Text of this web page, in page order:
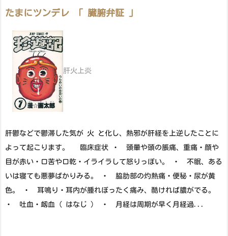
たまにツンデレ 「 臓腑弁証 」
肝火上炎
肝鬱などで鬱滞した気が 火 と化し、熱邪が肝経を上逆したことに
よって起こります。 臨床症状 ・ 頭暈や頭の脹痛、重痛・顔や
目が赤い・口苦や口乾・イライラして怒りっぽい。 ・ 不眠、ある
いは寝ても悪夢ばかりみる。 ・ 脇肋部の灼熱痛・便秘・尿が黄
色。 ・ 耳鳴り・耳内が腫れぼったく痛み、酷ければ膿がでる。
・ 吐血・衂血（ はなじ ） ・ 月経は周期が早く月経過...